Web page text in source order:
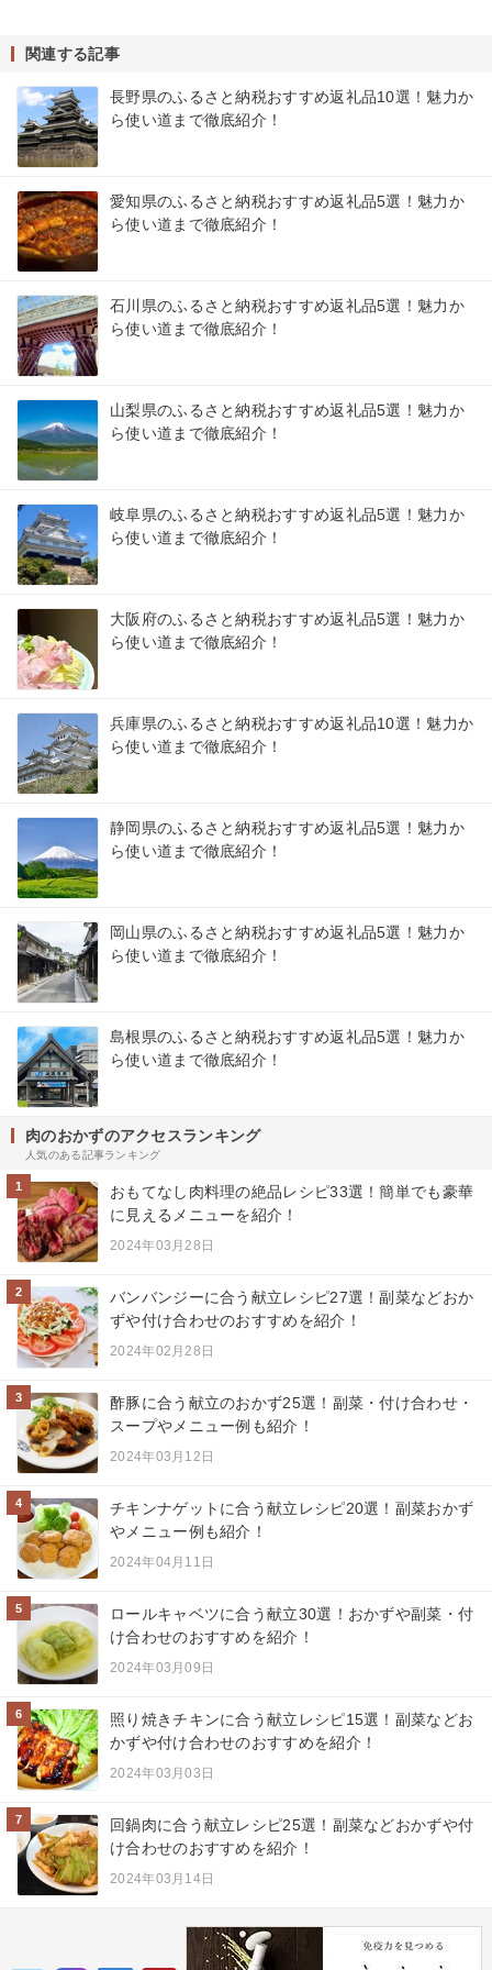
関連する記事
長野県のふるさと納税おすすめ返礼品10選！魅力か
ら使い道まで徹底紹介！
愛知県のふるさと納税おすすめ返礼品5選！魅力か
ら使い道まで徹底紹介！
石川県のふるさと納税おすすめ返礼品5選！魅力か
ら使い道まで徹底紹介！
山梨県のふるさと納税おすすめ返礼品5選！魅力か
ら使い道まで徹底紹介！
岐阜県のふるさと納税おすすめ返礼品5選！魅力か
ら使い道まで徹底紹介！
大阪府のふるさと納税おすすめ返礼品5選！魅力か
ら使い道まで徹底紹介！
兵庫県のふるさと納税おすすめ返礼品10選！魅力か
ら使い道まで徹底紹介！
静岡県のふるさと納税おすすめ返礼品5選！魅力か
ら使い道まで徹底紹介！
岡山県のふるさと納税おすすめ返礼品5選！魅力か
ら使い道まで徹底紹介！
島根県のふるさと納税おすすめ返礼品5選！魅力か
ら使い道まで徹底紹介！
肉のおかずのアクセスランキング
人気のある記事ランキング
1
おもてなし肉料理の絶品レシピ33選！簡単でも豪華
に見えるメニューを紹介！
2024年03月28日
2
バンバンジーに合う献立レシピ27選！副菜などおか
ずや付け合わせのおすすめを紹介！
2024年02月28日
3
酢豚に合う献立のおかず25選！副菜・付け合わせ・
スープやメニュー例も紹介！
2024年03月12日
4
チキンナゲットに合う献立レシピ20選！副菜おかず
やメニュー例も紹介！
2024年04月11日
5
ロールキャベツに合う献立30選！おかずや副菜・付
け合わせのおすすめを紹介！
2024年03月09日
6
照り焼きチキンに合う献立レシピ15選！副菜などお
かずや付け合わせのおすすめを紹介！
2024年03月03日
7
回鍋肉に合う献立レシピ25選！副菜などおかずや付
け合わせのおすすめを紹介！
2024年03月14日